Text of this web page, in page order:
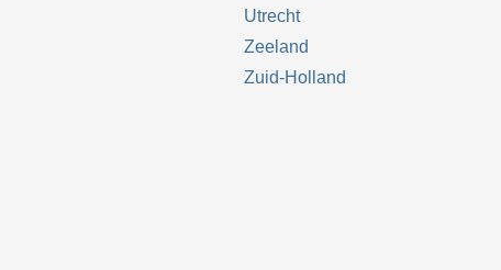
Utrecht
Zeeland
Zuid-Holland